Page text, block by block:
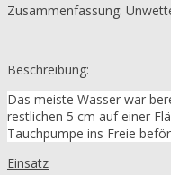
Zusammenfassung:
Beschreibung:
Das meiste Wasser war
restlichen 5 cm auf einer
Tauchpumpe ins Freie
Einsatz